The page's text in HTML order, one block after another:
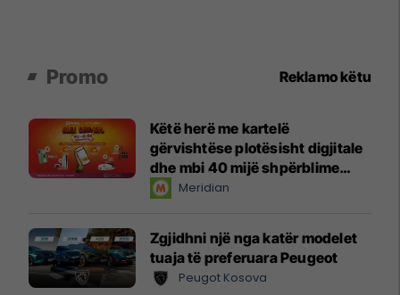
Promo Reklamo këtu
Këtë herë me kartelë
gërvishtëse plotësisht digjitale
dhe mbi 40 mijë shpërblime
instant!Meridian
Zgjidhni një nga katër modelet
tuaja të preferuara Peugeot
Peugot Kosova